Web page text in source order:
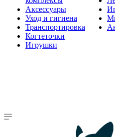
Аксессуары
Уход и гигиена
Транспортировка
Когтеточки
Игрушки